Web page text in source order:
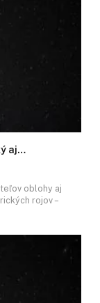
aj…
oblohy aj
rojov –